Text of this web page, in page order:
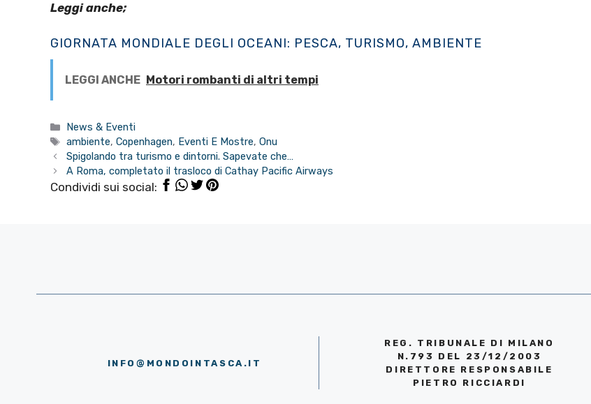
Leggi anche;
GIORNATA MONDIALE DEGLI OCEANI: PESCA, TURISMO, AMBIENTE
LEGGI ANCHE Motori rombanti di altri tempi
Categorie
News & Eventi
Tag
ambiente,Copenhagen, Eventi E Mostre,Onu
Spigolando tra turismo e dintorni. Sapevate che…
A Roma, completato il trasloco di Cathay Pacific Airways
Condividi sui social:
INFO@MONDOINTASCA.IT
REG. TRIBUNALE DI MILANO
N.793 DEL 23/12/2003
DIRETTORE RESPONSABILE
PIETRO RICCIARDI